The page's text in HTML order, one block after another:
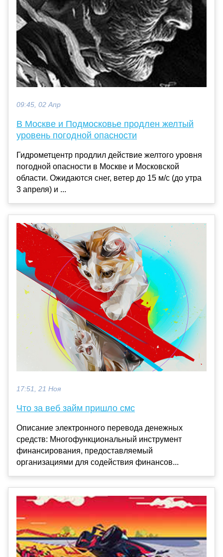
09:45, 02 Апр
В Москве и Подмосковье продлен желтый
уровень погодной опасности
Гидрометцентр продлил действие желтого уровня
погодной опасности в Москве и Московской
области. Ожидаются снег, ветер до 15 м/с (до утра
3 апреля) и ...
17:51, 21 Ноя
Что за веб займ пришло смс
Описание электронного перевода денежных
средств: Многофункциональный инструмент
финансирования, предоставляемый
организациями для содействия финансов...